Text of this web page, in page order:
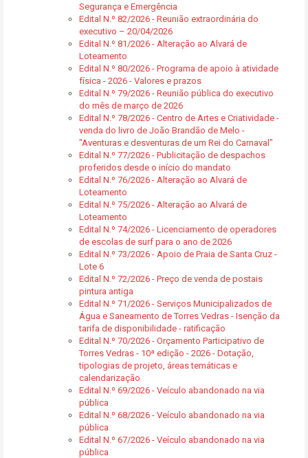
Segurança e Emergência
Edital N.º 82/2026 - Reunião extraordinária do
executivo – 20/04/2026
Edital N.º 81/2026 - Alteração ao Alvará de
Loteamento
Edital N.º 80/2026 - Programa de apoio à atividade
física - 2026 - Valores e prazos
Edital N.º 79/2026 - Reunião pública do executivo
do mês de março de 2026
Edital N.º 78/2026 - Centro de Artes e Criatividade -
venda do livro de João Brandão de Melo -
"Aventuras e desventuras de um Rei do Carnaval"
Edital N.º 77/2026 - Publicitação de despachos
proferidos desde o início do mandato
Edital N.º 76/2026 - Alteração ao Alvará de
Loteamento
Edital N.º 75/2026 - Alteração ao Alvará de
Loteamento
Edital N.º 74/2026 - Licenciamento de operadores
de escolas de surf para o ano de 2026
Edital N.º 73/2026 - Apoio de Praia de Santa Cruz -
Lote 6
Edital N.º 72/2026 - Preço de venda de postais
pintura antiga
Edital N.º 71/2026 - Serviços Municipalizados de
Água e Saneamento de Torres Vedras - Isenção da
tarifa de disponibilidade - ratificação
Edital N.º 70/2026 - Orçamento Participativo de
Torres Vedras - 10ª edição - 2026 - Dotação,
tipologias de projeto, áreas temáticas e
calendarização
Edital N.º 69/2026 - Veículo abandonado na via
pública
Edital N.º 68/2026 - Veículo abandonado na via
pública
Edital N.º 67/2026 - Veículo abandonado na via
pública